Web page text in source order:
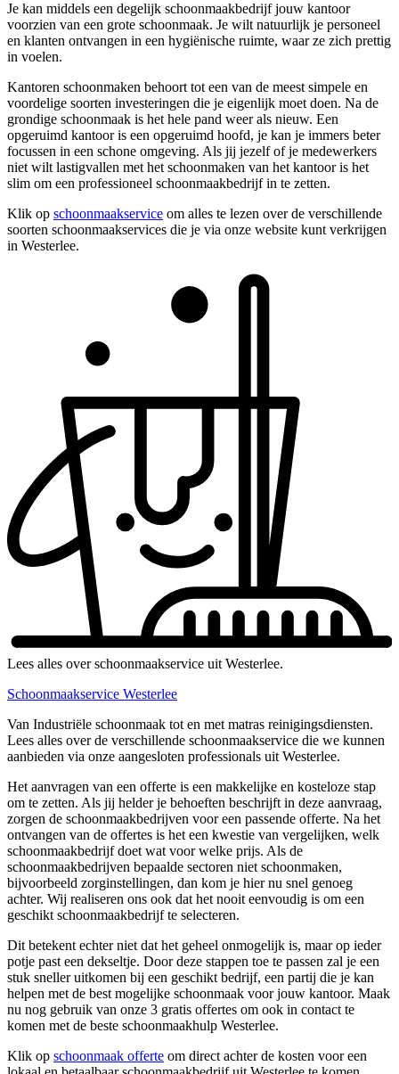
Je kan middels een degelijk schoonmaakbedrijf jouw kantoor
voorzien van een grote schoonmaak. Je wilt natuurlijk je personeel
en klanten ontvangen in een hygiënische ruimte, waar ze zich prettig
in voelen.
Kantoren schoonmaken behoort tot een van de meest simpele en
voordelige soorten investeringen die je eigenlijk moet doen. Na de
grondige schoonmaak is het hele pand weer als nieuw. Een
opgeruimd kantoor is een opgeruimd hoofd, je kan je immers beter
focussen in een schone omgeving. Als jij jezelf of je medewerkers
niet wilt lastigvallen met het schoonmaken van het kantoor is het
slim om een professioneel schoonmaakbedrijf in te zetten.
Klik op schoonmaakservice om alles te lezen over de verschillende
soorten schoonmaakservices die je via onze website kunt verkrijgen
in Westerlee.
Lees alles over schoonmaakservice uit Westerlee.
Schoonmaakservice Westerlee
Van Industriële schoonmaak tot en met matras reinigingsdiensten.
Lees alles over de verschillende schoonmaakservice die we kunnen
aanbieden via onze aangesloten professionals uit Westerlee.
Het aanvragen van een offerte is een makkelijke en kosteloze stap
om te zetten. Als jij helder je behoeften beschrijft in deze aanvraag,
zorgen de schoonmaakbedrijven voor een passende offerte. Na het
ontvangen van de offertes is het een kwestie van vergelijken, welk
schoonmaakbedrijf doet wat voor welke prijs. Als de
schoonmaakbedrijven bepaalde sectoren niet schoonmaken,
bijvoorbeeld zorginstellingen, dan kom je hier nu snel genoeg
achter. Wij realiseren ons ook dat het nooit eenvoudig is om een
geschikt schoonmaakbedrijf te selecteren.
Dit betekent echter niet dat het geheel onmogelijk is, maar op ieder
potje past een dekseltje. Door deze stappen toe te passen zal je een
stuk sneller uitkomen bij een geschikt bedrijf, een partij die je kan
helpen met de best mogelijke schoonmaak voor jouw kantoor. Maak
nu nog gebruik van onze 3 gratis offertes om ook in contact te
komen met de beste schoonmaakhulp Westerlee.
Klik op schoonmaak offerte om direct achter de kosten voor een